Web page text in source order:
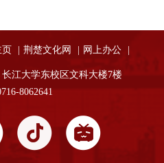
荆楚文化网 网上办公
江大学东校区文科大楼7楼
8062641